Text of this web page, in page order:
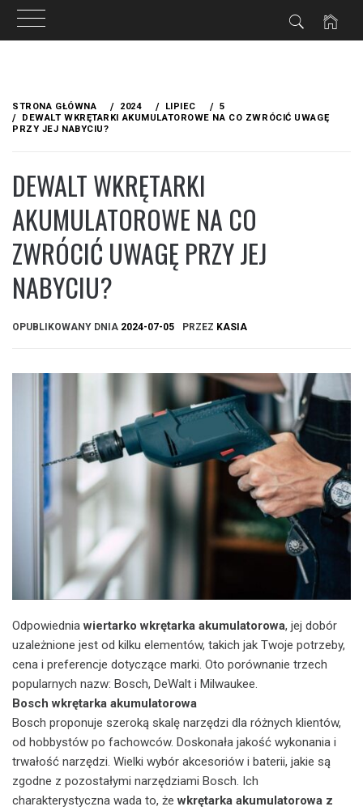
treści
STRONA GŁÓWNA 2024 LIPIEC
5
DEWALT WKRĘTARKI AKUMULATOROWE NA CO ZWRÓCIĆ UWAGĘ
PRZY JEJ NABYCIU?
DEWALT WKRĘTARKI
AKUMULATOROWE NA CO
ZWRÓCIĆ UWAGĘ PRZY JEJ
NABYCIU?
OPUBLIKOWANY DNIA 2024-07-05 PRZEZ KASIA
Odpowiedniawiertarko wkrętarka akumulatorowa, jej dobór
uzależnione jest od kilku elementów, takich jak Twoje potrzeby,
cena i preferencje dotyczące marki. Oto porównanie trzech
popularnych nazw: Bosch, DeWalt i Milwaukee.
Bosch wkrętarka akumulatorowa
Bosch proponuje szeroką skalę narzędzi dla różnych klientów,
od hobbystów po fachowców. Doskonała jakość wykonania i
trwałość narzędzi. Wielki wybór akcesoriów i baterii, jakie są
zgodne z pozostałymi narzędziami Bosch. Ich
charakterystyczna wada to, żewkrętarka akumulatorowa z